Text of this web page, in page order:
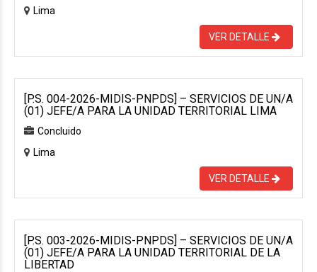
Lima
VER DETALLE
[P.S. 004-2026-MIDIS-PNPDS] – SERVICIOS DE UN/A
(01) JEFE/A PARA LA UNIDAD TERRITORIAL LIMA
Concluido
Lima
VER DETALLE
[P.S. 003-2026-MIDIS-PNPDS] – SERVICIOS DE UN/A
(01) JEFE/A PARA LA UNIDAD TERRITORIAL DE LA
LIBERTAD